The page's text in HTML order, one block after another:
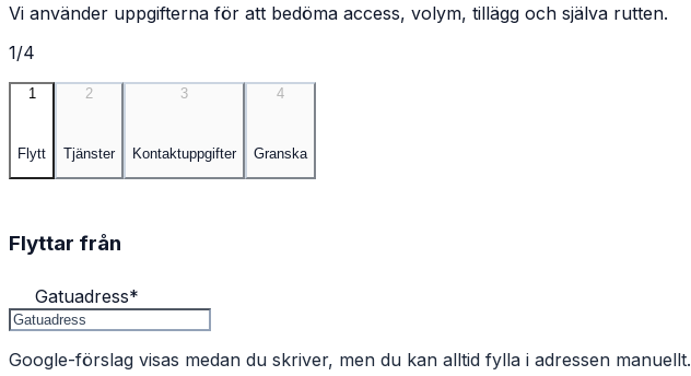
Vi använder uppgifterna för att bedöma access, volym, tillägg och själva rutten.
1/4
1
Flytt
2
Tjänster
3
Kontaktuppgifter
4
Granska
Flyttar från
Gatuadress*
Google-förslag visas medan du skriver, men du kan alltid fylla i adressen manuellt.